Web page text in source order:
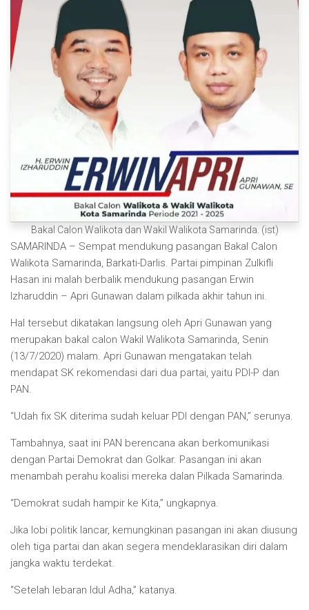
Bakal Calon Walikota dan Wakil Walikota Samarinda. (ist)
SAMARINDA – Sempat mendukung pasangan Bakal Calon
Walikota Samarinda, Barkati-Darlis. Partai pimpinan Zulkifli
Hasan ini malah berbalik mendukung pasangan Erwin
Izharuddin – Apri Gunawan dalam pilkada akhir tahun ini.
Hal tersebut dikatakan langsung oleh Apri Gunawan yang
merupakan bakal calon Wakil Walikota Samarinda, Senin
(13/7/2020) malam. Apri Gunawan mengatakan telah
mendapat SK rekomendasi dari dua partai, yaitu PDI-P dan
PAN.
“Udah fix SK diterima sudah keluar PDI dengan PAN,” serunya.
Tambahnya, saat ini PAN berencana akan berkomunikasi
dengan Partai Demokrat dan Golkar. Pasangan ini akan
menambah perahu koalisi mereka dalan Pilkada Samarinda.
“Demokrat sudah hampir ke Kita,” ungkapnya.
Jika lobi politik lancar, kemungkinan pasangan ini akan diusung
oleh tiga partai dan akan segera mendeklarasikan diri dalam
jangka waktu terdekat.
“Setelah lebaran Idul Adha,” katanya.